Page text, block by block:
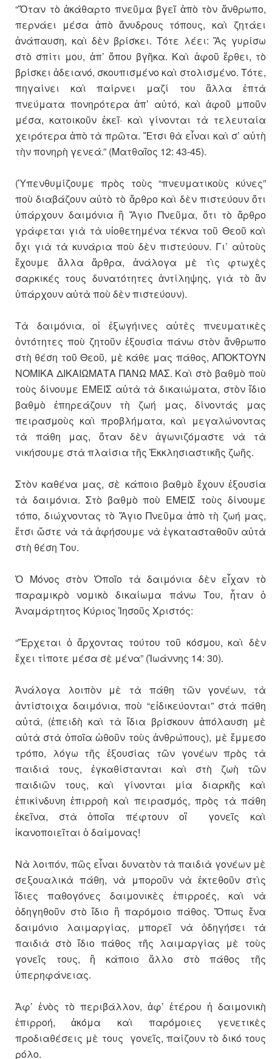
“Ὅταν τὸ ἀκάθαρτο πνεῦμα βγεῖ ἀπὸ τὸν ἄνθρωπο,
περνάει μέσα ἀπὸ ἄνυδρους τόπους, καὶ ζητάει
ἀνάπαυση, καὶ δὲν βρίσκει. Τότε λέει: Ἂς γυρίσω
στὸ σπίτι μου, ἀπ’ ὅπου βγῆκα. Καὶ ἀφοῦ ἔρθει, τὸ
βρίσκει ἀδειανό, σκουπισμένο καὶ στολισμένο. Τότε,
πηγαίνει καὶ παίρνει μαζί του ἄλλα ἑπτὰ
πνεύματα πονηρότερα ἀπ’ αὐτό, καὶ ἀφοῦ μποῦν
μέσα, κατοικοῦν ἐκεῖ· καὶ γίνονται τὰ τελευταία
χειρότερα ἀπὸ τὰ πρῶτα. Ἔτσι θὰ εἶναι καὶ σ’ αὐτὴ
τὴν πονηρὴ γενεά.” (Ματθαῖος 12: 43-45).
(Ὑπενθυμίζουμε πρὸς τοὺς “πνευματικοὺς κύνες”
ποὺ διαβάζουν αὐτὸ τὸ ἄρθρο καὶ δὲν πιστεύουν ὅτι
ὑπάρχουν δαιμόνια ἢ Ἅγιο Πνεῦμα, ὅτι τὸ ἄρθρο
γράφεται γιὰ τὰ υἱοθετημένα τέκνα τοῦ Θεοῦ καὶ
ὄχι γιὰ τὰ κυνάρια ποὺ δὲν πιστεύουν. Γι’ αὐτοὺς
ἔχουμε ἄλλα ἄρθρα, ἀνάλογα μὲ τὶς φτωχὲς
σαρκικές τους δυνατότητες ἀντίληψης, γιὰ τὸ ἂν
ὑπάρχουν αὐτὰ ποὺ δὲν πιστεύουν).
Τὰ δαιμόνια, οἱ ἐξωγήινες αὐτὲς πνευματικὲς
ὀντότητες ποὺ ζητοῦν ἐξουσία πάνω στὸν ἄνθρωπο
στὴ θέση τοῦ Θεοῦ, μὲ κάθε μας πάθος, ΑΠΟΚΤΟΥΝ
ΝΟΜΙΚΑ ΔΙΚΑΙΩΜΑΤΑ ΠΑΝΩ ΜΑΣ. Καὶ στὸ βαθμὸ ποὺ
τοὺς δίνουμε ΕΜΕΙΣ αὐτὰ τὰ δικαιώματα, στὸν ἴδιο
βαθμὸ ἐπηρεάζουν τὴ ζωή μας, δίνοντάς μας
πειρασμοὺς καὶ προβλήματα, καὶ μεγαλώνοντας
τὰ πάθη μας, ὅταν δὲν ἀγωνιζόμαστε νὰ τὰ
νικήσουμε στὰ πλαίσια τῆς Ἐκκλησιαστικῆς ζωῆς.
Στὸν καθένα μας, σὲ κάποιο βαθμὸ ἔχουν ἐξουσία
τὰ δαιμόνια. Στὸ βαθμὸ ποὺ ΕΜΕΙΣ τοὺς δίνουμε
τόπο, διώχνοντας τὸ Ἅγιο Πνεῦμα ἀπὸ τὴ ζωή μας,
ἔτσι ὥστε νὰ τὰ ἀφήσουμε νὰ ἐγκατασταθοῦν αὐτὰ
στὴ θέση Του.
Ὁ Μόνος στὸν Ὁποῖο τὰ δαιμόνια δὲν εἶχαν τὸ
παραμικρὸ νομικὸ δικαίωμα πάνω Του, ἦταν ὁ
Ἀναμάρτητος Κύριος Ἰησοῦς Χριστός:
“Ἔρχεται ὁ ἄρχοντας τούτου τοῦ κόσμου, καὶ δὲν
ἔχει τίποτε μέσα σὲ μένα” (Ἰωάννης 14: 30).
Ἀνάλογα λοιπὸν μὲ τὰ πάθη τῶν γονέων, τὰ
ἀντίστοιχα δαιμόνια, ποὺ “εἰδικεύονται” στὰ πάθη
αὐτά, (ἐπειδὴ καὶ τὰ ἴδια βρίσκουν ἀπόλαυση μὲ
αὐτὰ στὰ ὁποῖα ὠθοῦν τοὺς ἀνθρώπους), μὲ ἔμμεσο
τρόπο, λόγω τῆς ἐξουσίας τῶν γονέων πρὸς τὰ
παιδιά τους, ἐγκαθίστανται καὶ στὴ ζωὴ τῶν
παιδιῶν τους, καὶ γίνονται μία διαρκῆς καὶ
ἐπικίνδυνη ἐπιρροὴ καὶ πειρασμός, πρὸς τὰ πάθη
ἐκεῖνα, στὰ ὁποῖα πέφτουν οἲ γονεῖς καὶ
ἱκανοποιεῖται ὁ δαίμονας!
Νὰ λοιπόν, πῶς εἶναι δυνατὸν τὰ παιδιὰ γονέων μὲ
σεξουαλικὰ πάθη, νὰ μποροῦν νὰ ἐκτεθοῦν στὶς
ἴδιες παθογόνες δαιμονικὲς ἐπιρροές, καὶ νὰ
ὁδηγηθοῦν στὸ ἴδιο ἢ παρόμοιο πάθος. Ὅπως ἕνα
δαιμόνιο λαιμαργίας, μπορεῖ νὰ ὁδηγήσει τὰ
παιδιὰ στὸ ἴδιο πάθος τῆς λαιμαργίας μὲ τοὺς
γονεῖς τους, ἢ κάποιο ἄλλο στὸ πάθος τῆς
ὑπερηφάνειας.
Ἀφ’ ἑνὸς τὸ περιβάλλον, ἀφ’ ἑτέρου ἡ δαιμονικὴ
ἐπιρροή, ἀκόμα καὶ παρόμοιες γενετικὲς
προδιαθέσεις μὲ τους γονεῖς, παίζουν τὸ δικό τους
ρόλο.